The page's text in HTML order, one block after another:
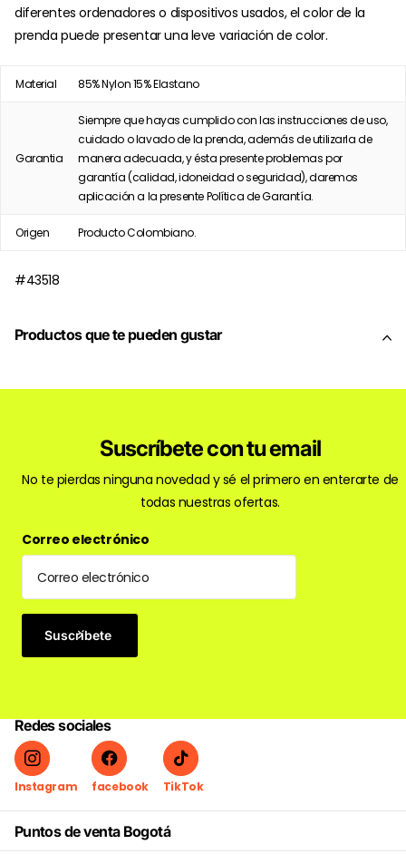
diferentes ordenadores o dispositivos usados, el color de la
prenda puede presentar una leve variación de color.
Material 85% Nylon 15% Elastano
Garantia
Siempre que hayas cumplido con las instrucciones de uso,
cuidado o lavado de la prenda, además de utilizarla de
manera adecuada, y ésta presente problemas por
garantía (calidad, idoneidad o seguridad), daremos
aplicación a la presente Política de Garantía.
Origen Producto Colombiano.
#43518
Productos que te pueden gustar
Suscríbete con tu email
No te pierdas ninguna novedad y sé el primero en enterarte de
todas nuestras ofertas.
Correo electrónico
Suscríbete
Redes sociales
Instagram facebook TikTok
Puntos de venta Bogotá